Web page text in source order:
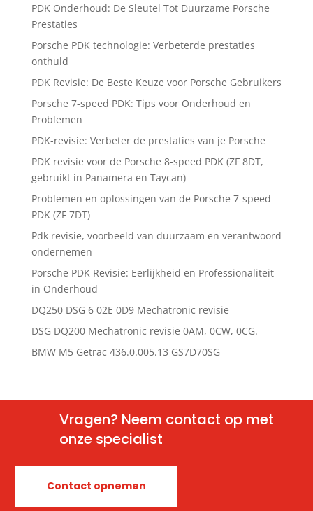
PDK Onderhoud: De Sleutel Tot Duurzame Porsche
Prestaties
Porsche PDK technologie: Verbeterde prestaties
onthuld
PDK Revisie: De Beste Keuze voor Porsche Gebruikers
Porsche 7-speed PDK: Tips voor Onderhoud en
Problemen
PDK-revisie: Verbeter de prestaties van je Porsche
PDK revisie voor de Porsche 8-speed PDK (ZF 8DT,
gebruikt in Panamera en Taycan)
Problemen en oplossingen van de Porsche 7-speed
PDK (ZF 7DT)
Pdk revisie, voorbeeld van duurzaam en verantwoord
ondernemen
Porsche PDK Revisie: Eerlijkheid en Professionaliteit
in Onderhoud
DQ250 DSG 6 02E 0D9 Mechatronic revisie
DSG DQ200 Mechatronic revisie 0AM, 0CW, 0CG.
BMW M5 Getrac 436.0.005.13 GS7D70SG
Vragen? Neem contact op met
onze specialist
Contact opnemen